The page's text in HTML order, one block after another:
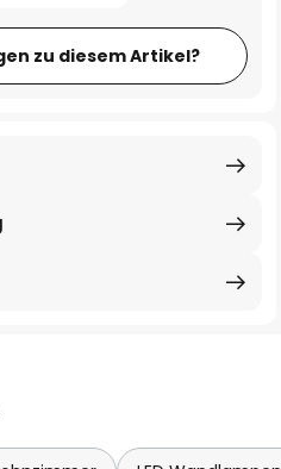
zu diesem Artikel?